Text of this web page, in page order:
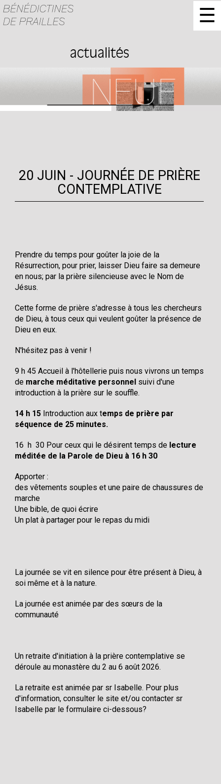
☰
actualités
20 JUIN - JOURNÉE DE PRIÈRE
CONTEMPLATIVE
Prendre du temps pour goûter la joie de la
Résurrection, pour prier, laisser Dieu faire sa demeure
en nous; par la prière silencieuse avec le Nom de
Jésus.
Cette forme de prière s'adresse à tous les chercheurs
de Dieu, à tous ceux qui veulent goûter la présence de
Dieu en eux.
N'hésitez pas à venir !
9 h 45 Accueil à l'hôtellerie puis nous vivrons un temps
de marche méditative personnel suivi d'une
introduction à la prière sur le souffle.
14 h 15 Introduction aux temps de prière par
séquence de 25 minutes.
16 h 30 Pour ceux qui le désirent temps de lecture
méditée de la Parole de Dieu à 16 h 30
Apporter :
des vêtements souples et une paire de chaussures de
marche
Une bible, de quoi écrire
Un plat à partager pour le repas du midi
La journée se vit en silence pour être présent à Dieu, à
soi même et à la nature.
La journée est animée par des sœurs de la
communauté
Un retraite d'initiation à la prière contemplative se
déroule au monastère du 2 au 6 août 2026.
La retraite est animée par sr Isabelle. Pour plus
d'information, consulter le site et/ou contacter sr
Isabelle par le formulaire ci-dessous?